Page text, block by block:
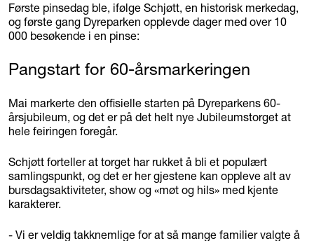
Første pinsedag ble, ifølge Schjøtt, en historisk merkedag,
og første gang Dyreparken opplevde dager med over 10
000 besøkende i en pinse:
Pangstart for 60-årsmarkeringen
Mai markerte den offisielle starten på Dyreparkens 60-
årsjubileum, og det er på det helt nye Jubileumstorget at
hele feiringen foregår.
Schjøtt forteller at torget har rukket å bli et populært
samlingspunkt, og det er her gjestene kan oppleve alt av
bursdagsaktiviteter, show og «møt og hils» med kjente
karakterer.
- Vi er veldig takknemlige for at så mange familier valgte å